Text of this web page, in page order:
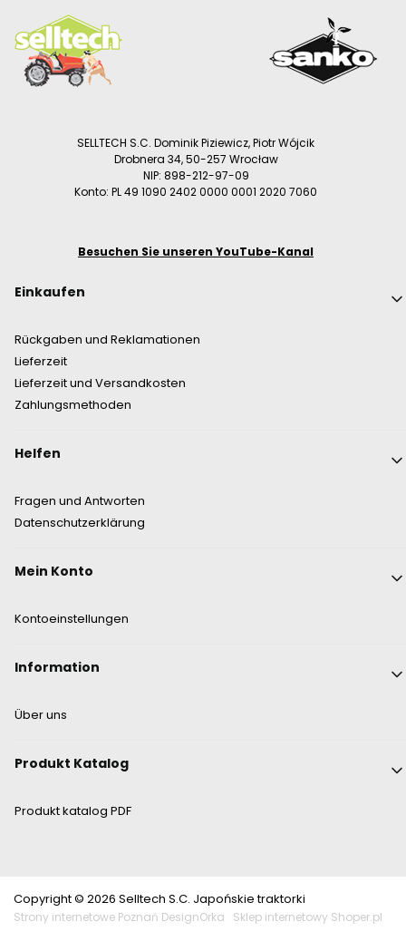
SELLTECH S.C. Dominik Piziewicz, Piotr Wójcik
Drobnera 34, 50-257 Wrocław
NIP: 898-212-97-09
Konto: PL 49 1090 2402 0000 0001 2020 7060
Besuchen Sie unseren YouTube-Kanal
Fußzeilenmenü
Einkaufen
Rückgaben und Reklamationen
Lieferzeit
Lieferzeit und Versandkosten
Zahlungsmethoden
Helfen
Fragen und Antworten
Datenschutzerklärung
Mein Konto
Kontoeinstellungen
Information
Über uns
Produkt Katalog
Produkt katalog PDF
Copyright © 2026 Selltech S.C. Japońskie traktorki
Strony internetowe Poznań DesignOrka Sklep internetowy Shoper.pl